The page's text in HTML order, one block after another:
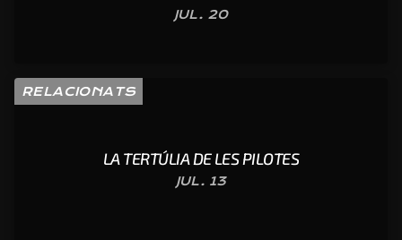
JUL. 20
RELACIONATS
LA TERTÚLIA DE LES PILOTES
JUL. 13